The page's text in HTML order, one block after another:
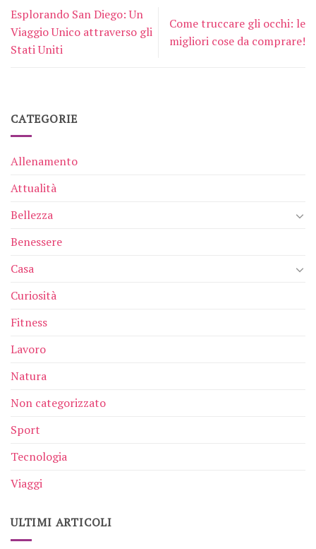
Esplorando San Diego: Un
Viaggio Unico attraverso gli
Stati Uniti
Come truccare gli occhi: le
migliori cose da comprare!
CATEGORIE
Allenamento
Attualità
Bellezza
Benessere
Casa
Curiosità
Fitness
Lavoro
Natura
Non categorizzato
Sport
Tecnologia
Viaggi
ULTIMI ARTICOLI